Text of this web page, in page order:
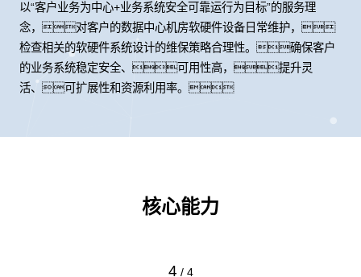
以“客户业务为中心+业务系统安全可靠运行为目标”的服务理
念，对客户的数据中心机房软硬件设备日常维护，
检查相关的软硬件系统设计的维保策略合理性。确保客户
的业务系统稳定安全、可用性高，提升灵
活、可扩展性和资源利用率。
核心能力
4 / 4